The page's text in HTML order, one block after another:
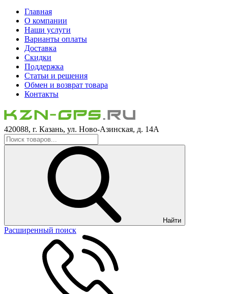
Главная
О компании
Наши услуги
Варианты оплаты
Доставка
Скидки
Поддержка
Статьи и решения
Обмен и возврат товара
Контакты
420088, г. Казань, ул. Ново-Азинская, д. 14А
Найти
Расширенный поиск